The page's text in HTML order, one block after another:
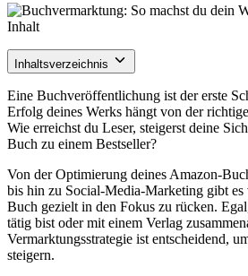
Inhalt
Inhaltsverzeichnis
Eine Buchveröffentlichung ist der erste
Erfolg deines Werks hängt von der
Wie erreichst du Leser, steigerst deine
Buch zu einem Bestseller?
Von der Optimierung deines Amazon-
bis hin zu Social-Media-Marketing gibt
Buch gezielt in den Fokus zu rücken.
tätig bist oder mit einem Verlag
Vermarktungsstrategie ist entscheidend,
steigern.